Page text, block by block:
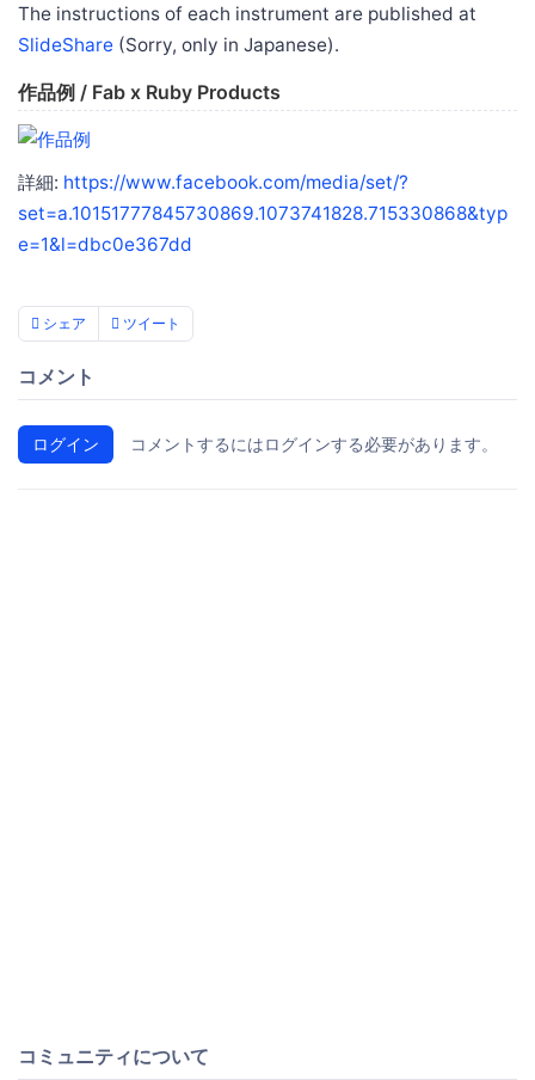
The instructions of each instrument are published at
SlideShare (Sorry, only in Japanese).
作品例 / Fab x Ruby Products
詳細: https://www.facebook.com/media/set/?
set=a.10151777845730869.1073741828.715330868&typ
e=1&l=dbc0e367dd
シェア ツイート
コメント
ログイン コメントするにはログインする必要があります。
コミュニティについて